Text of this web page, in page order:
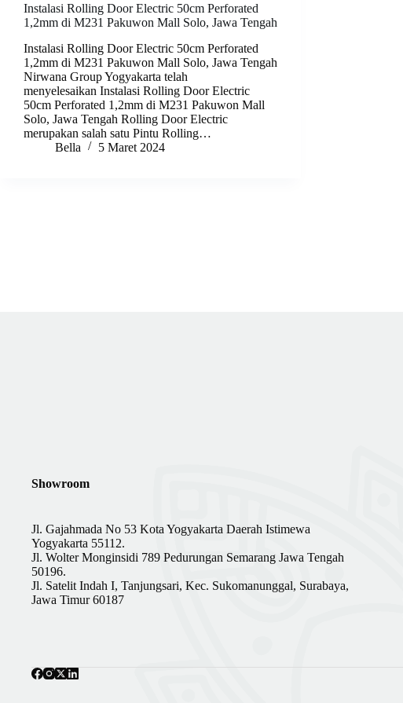
Instalasi Rolling Door Electric 50cm Perforated
1,2mm di M231 Pakuwon Mall Solo, Jawa Tengah
Instalasi Rolling Door Electric 50cm Perforated
1,2mm di M231 Pakuwon Mall Solo, Jawa Tengah
Nirwana Group Yogyakarta telah
menyelesaikan Instalasi Rolling Door Electric
50cm Perforated 1,2mm di M231 Pakuwon Mall
Solo, Jawa Tengah Rolling Door Electric
merupakan salah satu Pintu Rolling…
Bella
5 Maret 2024
Showroom
Jl. Gajahmada No 53 Kota Yogyakarta Daerah Istimewa
Yogyakarta 55112.
Jl. Wolter Monginsidi 789 Pedurungan Semarang Jawa Tengah
50196.
Jl. Satelit Indah I, Tanjungsari, Kec. Sukomanunggal, Surabaya,
Jawa Timur 60187